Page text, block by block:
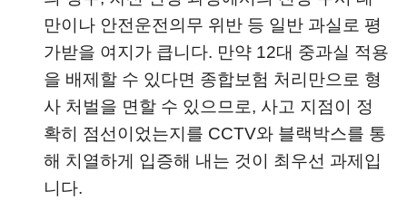
만이나 안전운전의무 위반 등 일반 과실로 평
가받을 여지가 큽니다. 만약 12대 중과실 적용
을 배제할 수 있다면 종합보험 처리만으로 형
사 처벌을 면할 수 있으므로, 사고 지점이 정
확히 점선이었는지를 CCTV와 블랙박스를 통
해 치열하게 입증해 내는 것이 최우선 과제입
니다.